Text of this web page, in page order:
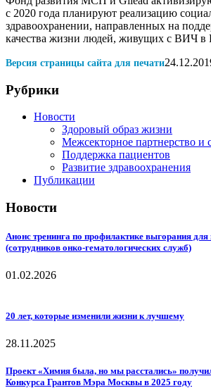
с 2020 года планируют реализацию
здравоохранении, направленных на
качества жизни людей, живущих с ВИЧ в
Версия страницы сайта для печати
Рубрики
Новости
Здоровый образ жизни
Межсекторное партнерство и
Поддержка пациентов
Развитие здравоохранения
Публикации
Новости
Анонс тренинга по профилактике выгорания
(сотрудников онко-гематологических служб)
01.02.2026
20 лет, которые изменили жизни к лучшему
28.11.2025
Проект «Химия была, но мы расстались»
Конкурса Грантов Мэра Москвы в 2025 году